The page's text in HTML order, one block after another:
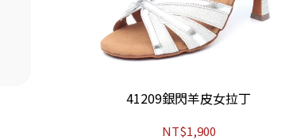
41209銀閃羊皮女拉丁
NT$1,900